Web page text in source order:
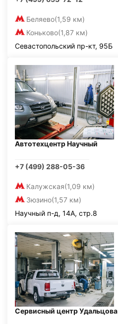
Беляево(1,59 км)
Коньково(1,87 км)
Севастопольский пр-кт, 95Б
Автотехцентр Научный
+7 (499) 288-05-36
Калужская(1,09 км)
Зюзино(1,57 км)
Научный п-д, 14А, стр.8
Сервисный центр Удальцова